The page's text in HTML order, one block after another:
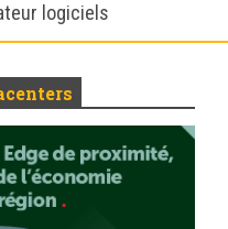
logiciels